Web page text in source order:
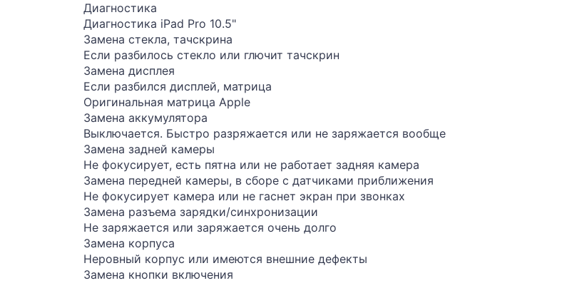
Диагностика
Диагностика iPad Pro 10.5"
Замена стекла, тачскрина
Если разбилось стекло или глючит тачскрин
Замена дисплея
Если разбился дисплей, матрица
Оригинальная матрица Apple
Замена аккумулятора
Выключается. Быстро разряжается или не заряжается вообще
Замена задней камеры
Не фокусирует, есть пятна или не работает задняя камера
Замена передней камеры, в сборе с датчиками приближения
Не фокусирует камера или не гаснет экран при звонках
Замена разъема зарядки/синхронизации
Не заряжается или заряжается очень долго
Замена корпуса
Неровный корпус или имеются внешние дефекты
Замена кнопки включения